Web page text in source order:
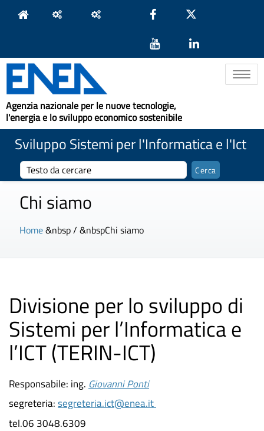
Toggle
Agenzia nazionale per le nuove tecnologie,
l'energia e lo sviluppo economico sostenibile
Sviluppo Sistemi per l'Informatica e l'Ict
Chi siamo
Home&nbsp / &nbspChi siamo
Divisione per lo sviluppo di
Sistemi per l’Informatica e
l’ICT (TERIN-ICT)
Responsabile: ing. Giovanni Ponti
segreteria: segreteria.ict@enea.it
tel.06 3048.6309